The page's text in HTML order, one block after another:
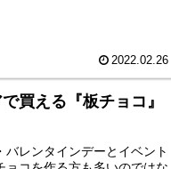
2022.02.26
買える『板チョコ』
レンタインデーとイベント